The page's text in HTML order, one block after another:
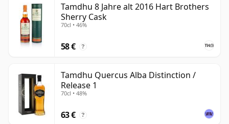
Tamdhu 8 Jahre alt 2016 Hart Brothers
Sherry Cask
70cl • 46%
58 € ?
Tamdhu Quercus Alba Distinction /
Release 1
70cl • 48%
63 € ?